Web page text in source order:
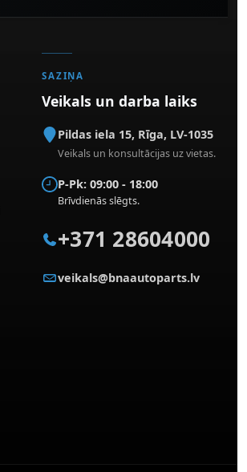
SAZIŅA
Veikals un darba laiks
Pildas iela 15, Rīga, LV-1035
Veikals un konsultācijas uz vietas.
P-Pk: 09:00 - 18:00
Brīvdienās slēgts.
+371 28604000
veikals@bnaautoparts.lv